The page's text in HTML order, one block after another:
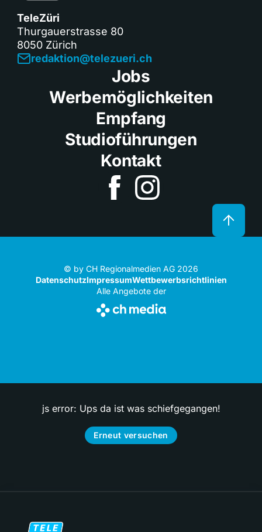
TeleZüri
Thurgauerstrasse 80
8050 Zürich
redaktion@telezueri.ch
Jobs
Werbemöglichkeiten
Empfang
Studioführungen
Kontakt
© by CH Regionalmedien AG 2026
DatenschutzImpressumWettbewerbsrichtlinien
Alle Angebote der
js error: Ups da ist was schiefgegangen!
Erneut versuchen